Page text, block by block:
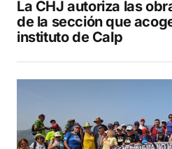
La CHJ autoriza las
de la sección que
instituto de Calp